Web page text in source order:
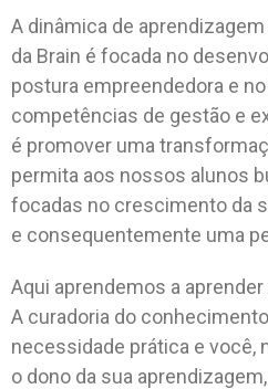
A dinâmica de
da Brain é focada no
postura empreendedora e
competências de gestão e
é promover uma
permita aos nossos alunos
focadas no crescimento da
e consequentemente uma
Aqui aprendemos a
A curadoria do
necessidade prática e você,
o dono da sua